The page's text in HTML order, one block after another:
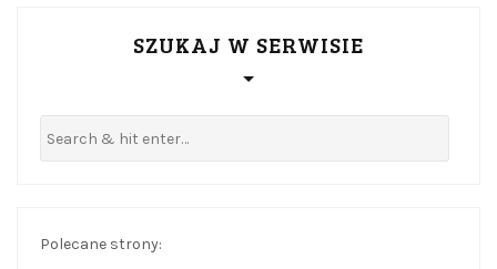
SZUKAJ W SERWISIE
Polecane strony: